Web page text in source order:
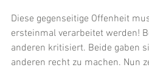
Diese gegenseitige Offenheit
ersteinmal verarbeitet werden!
anderen kritisiert. Beide gaben
anderen recht zu machen. Nun